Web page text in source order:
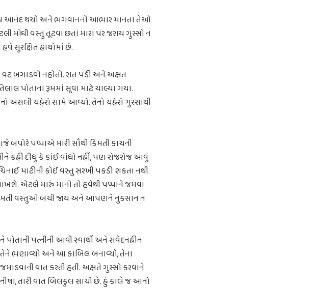
આનંદ થયો અને ભગવાનનો આભાર માનતા તેઓ
મોંઘી વસ્તુ તૂટવા છતાં મારા પર જરાય ગુસ્સો ન
સુરક્ષિત હાથોમાં છે.
બગાડવો નહોતો. રાત પડી અને અક્ષત
પોતાના રૂમમાં સૂવા માટે ચાલ્યા ગયા.
અસલી ચહેરો સામે આવ્યો. તેનો ચહેરો ગુસ્સાથી
પપ્પાએ મારી સૌથી કિંમતી કાચની
કહી દીધું કે કાંઈ વાંધો નહીં, પણ રોજરોજ આવું
માટીની કોઈ વસ્તુ સરખી પકડી શકતા નથી.
એટલે મારું માનો તો હવેથી પપ્પાને જમવા
વસ્તુઓ બચી જાય અને આપણને નુકસાન ન
પત્નીની આવી સ્વાર્થી અને સંવેદનહીન
ભણાવ્યો અને આ કાબિલ બનાવ્યો, તેના
વાત કરતી હતી. અક્ષતે ગુસ્સો કરવાને
તારી વાત બિલકુલ સાચી છે. હું કાલે જ આનો